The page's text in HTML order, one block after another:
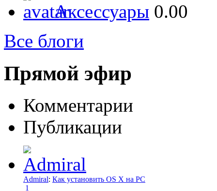
Аксессуары 0.00
Все блоги
Прямой эфир
Комментарии
Публикации
Admiral: Как установить OS X на PC
1